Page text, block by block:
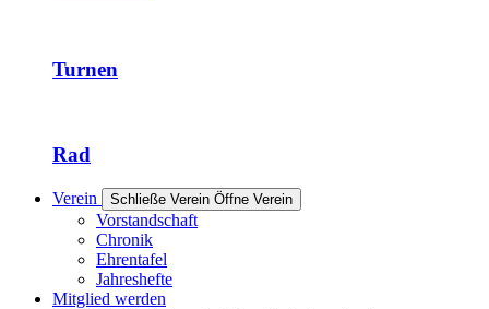
Turnen
Rad
Verein Schließe Verein Öffne Verein
Vorstandschaft
Chronik
Ehrentafel
Jahreshefte
Mitglied werden